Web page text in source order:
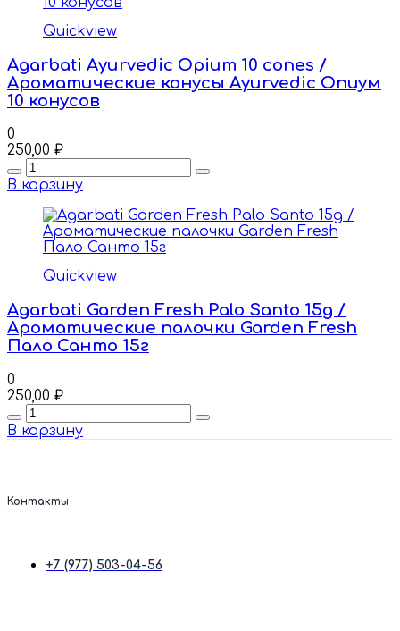
Quickview
Agarbati Ayurvedic Opium 10 cones /
Ароматические конусы Ayurvedic Опиум
10 конусов
0
250,00 ₽
Quantity
В корзину
Quickview
Agarbati Garden Fresh Palo Santo 15g /
Ароматические палочки Garden Fresh
Пало Санто 15г
0
250,00 ₽
Quantity
В корзину
Контакты
+7 (977) 503-04-56